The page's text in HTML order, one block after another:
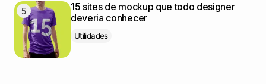
15 sites de mockup que todo designer
deveria conhecer
Utilidades